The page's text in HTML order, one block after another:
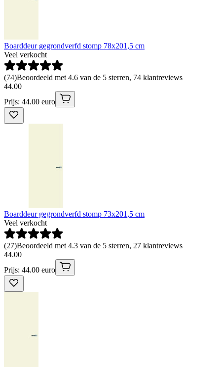
Boarddeur gegrondverfd stomp 78x201,5 cm
Veel verkocht
(74)Beoordeeld met 4.6 van de 5 sterren, 74 klantreviews
44.00
Prijs: 44.00 euro
Boarddeur gegrondverfd stomp 73x201,5 cm
Veel verkocht
(27)Beoordeeld met 4.3 van de 5 sterren, 27 klantreviews
44.00
Prijs: 44.00 euro